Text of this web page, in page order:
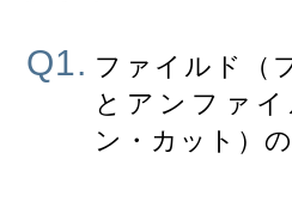
Q1. ファイルド（
とアンファ
ン・カット）